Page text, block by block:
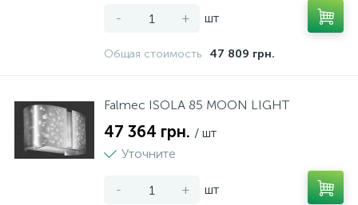
- + шт
Общая стоимость 47 809 грн.
Falmec ISOLA 85 MOON LIGHT
47 364 грн. / шт
Уточните
- + шт